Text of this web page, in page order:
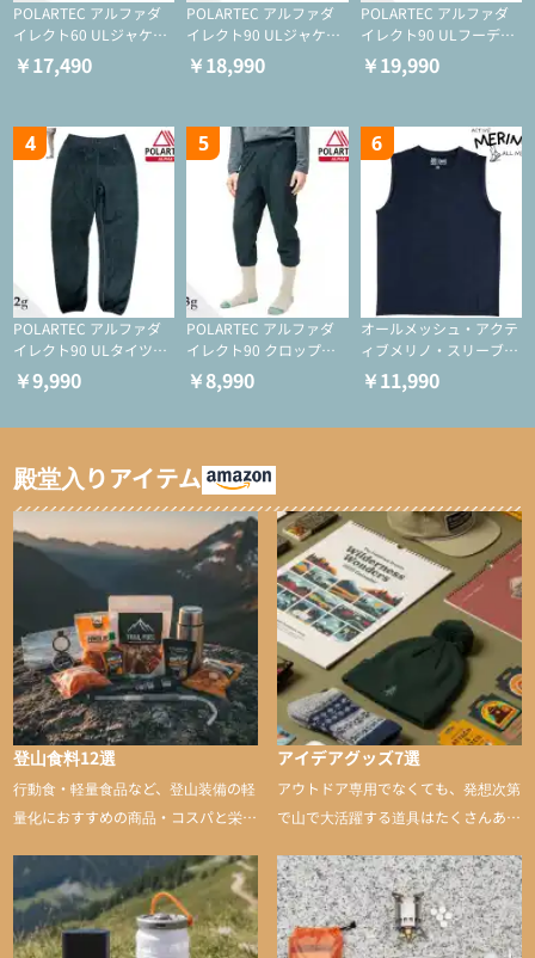
POLARTEC アルファダ
イレクト60 ULジャケッ
ト（登山/ミドルレイヤ
ー/化繊ジャケット）
￥17,490
POLARTEC アルファダ
イレクト90 ULジャケッ
ト（アクティブインサレ
ーション/ミドルレイヤ
￥18,990
POLARTEC アルファダ
イレクト90 ULフーディ
（アクティブインサレー
ション/ミドルレイヤー/
￥19,990
4
POLARTEC アルファダ
イレクト90 ULタイツ
（アクティブインサレー
ション/テント泊用パジ
￥9,990
5
POLARTEC アルファダ
イレクト90 クロップド
ULタイツ（アクティブ
インサレーション/テン
￥8,990
6
オールメッシュ・アクテ
ィブメリノ・スリーブレ
ス
￥11,990
殿堂入りアイテム
登山食料12選
行動食・軽量食品など、登山装備の軽
量化におすすめの商品・コスパと栄養
アイデアグッズ7選
アウトドア専用でなくても、発想次第
で山で大活躍する道具はたくさんあり
山に持ち込むと快適性や安心感をグッ
と引き上げてくれる――そんな意外性
のあるアイテムを紹介